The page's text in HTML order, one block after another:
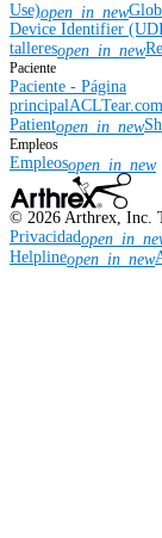
Use)open_in_new
Device Identifier
talleresopen_in_new
Paciente
Paciente - Página
principal ACLTear.com
Patientopen_in_new
Empleos
Empleosopen_in_new
© 2026 Arthrex, Inc.
Privacidad
Helplineopen_in_new